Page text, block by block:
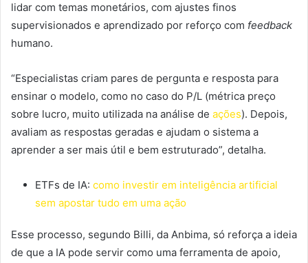
lidar com temas monetários, com ajustes finos
supervisionados e aprendizado por reforço com feedback
humano.
“Especialistas criam pares de pergunta e resposta para
ensinar o modelo, como no caso do P/L (métrica preço
sobre lucro, muito utilizada na análise de ações). Depois,
avaliam as respostas geradas e ajudam o sistema a
aprender a ser mais útil e bem estruturado”, detalha.
ETFs de IA: como investir em inteligência artificial
sem apostar tudo em uma ação
Esse processo, segundo Billi, da Anbima, só reforça a ideia
de que a IA pode servir como uma ferramenta de apoio,